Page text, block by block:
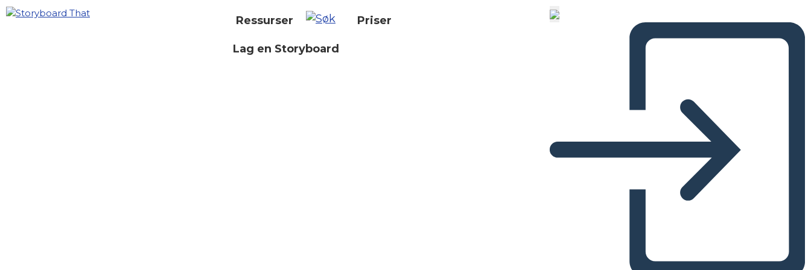
Ressurser Priser
Lag en Storyboard